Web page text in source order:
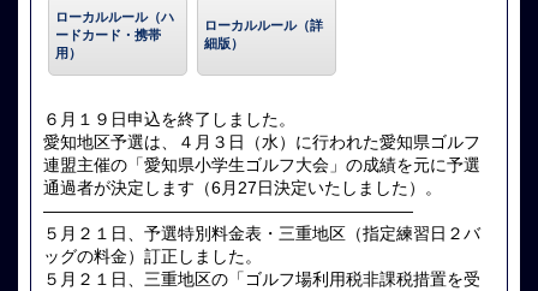
ローカルルール（ハ
ードカード・携帯
用）
ローカルルール（詳
細版）
６月１９日申込を終了しました。
愛知地区予選は、４月３日（水）に行われた愛知県ゴルフ
連盟主催の「愛知県小学生ゴルフ大会」の成績を元に予選
通過者が決定します（6月27日決定いたしました）。
——————————————————————
５月２１日、予選特別料金表・三重地区（指定練習日２バ
ッグの料金）訂正しました。
５月２１日、三重地区の「ゴルフ場利用税非課税措置を受